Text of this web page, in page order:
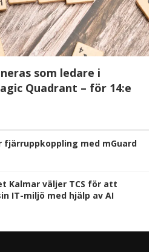
som ledare i
Quadrant – för 14:e
med mGuard
Kalmar väljer TCS för att
IT-miljö med hjälp av AI